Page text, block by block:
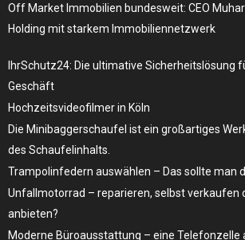
Off Market Immobilien bundesweit: CEO
Holding mit starkem Immobiliennetzwerk
IhrSchutz24: Die ultimative Sicherheitslösung
Geschäft
Hochzeitsvideofilmer in Köln
Die Minibaggerschaufel ist ein großartiges
des Schaufelinhalts.
Trampolinfedern auswählen – Das sollte man
Unfallmotorrad – reparieren, selbst verkaufen
anbieten?
Moderne Büroausstattung – eine Telefonzelle